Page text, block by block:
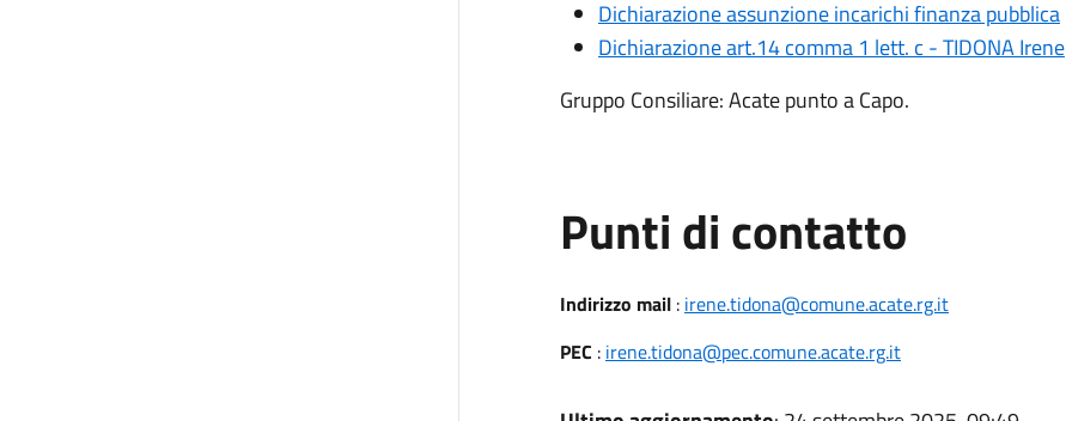
Dichiarazione assunzione incarichi finanza pubblica
Dichiarazione art.14 comma 1 lett. c - TIDONA Irene
Gruppo Consiliare: Acate punto a Capo.
Punti di contatto
Indirizzo mail: irene.tidona@comune.acate.rg.it
PEC : irene.tidona@pec.comune.acate.rg.it